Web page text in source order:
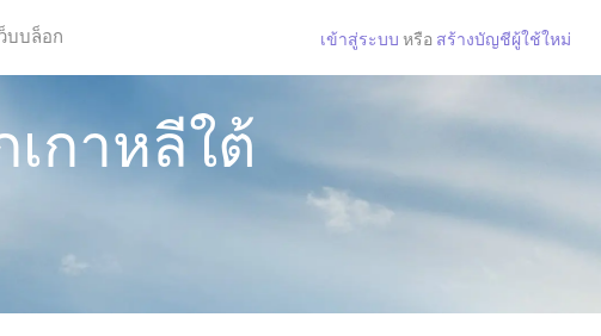
บบล็อก เข้าสู่ระบบ หรือ สร้างบัญชีผู้ใช้ใหม่
กาหลีใต้